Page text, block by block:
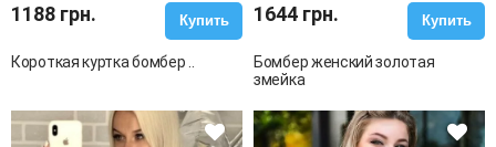
1188 грн. Купить
Короткая куртка бомбер ..
1644 грн. Купить
Бомбер женский золотая
змейка